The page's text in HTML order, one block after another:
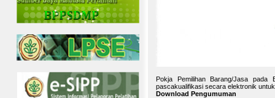
Pokja Pemilihan Barang/Jasa pada
pascakualifikasi secara elektronik
Download Pengumuman